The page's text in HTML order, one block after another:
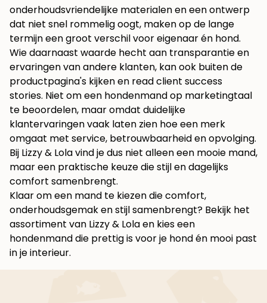
onderhoudsvriendelijke materialen en een ontwerp
dat niet snel rommelig oogt, maken op de lange
termijn een groot verschil voor eigenaar én hond.
Wie daarnaast waarde hecht aan transparantie en
ervaringen van andere klanten, kan ook buiten de
productpagina's kijken en read client success
stories. Niet om een hondenmand op marketingtaal
te beoordelen, maar omdat duidelijke
klantervaringen vaak laten zien hoe een merk
omgaat met service, betrouwbaarheid en opvolging.
Bij Lizzy & Lola vind je dus niet alleen een mooie mand,
maar een praktische keuze die stijl en dagelijks
comfort samenbrengt.
Klaar om een mand te kiezen die comfort,
onderhoudsgemak en stijl samenbrengt? Bekijk het
assortiment van Lizzy & Lolaen kies een
hondenmand die prettig is voor je hond én mooi past
in je interieur.